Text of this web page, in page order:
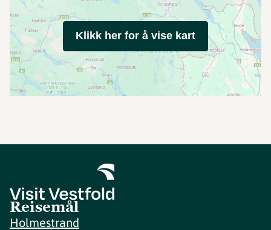
Klikk her for å vise kart
Reisemål
Holmestrand